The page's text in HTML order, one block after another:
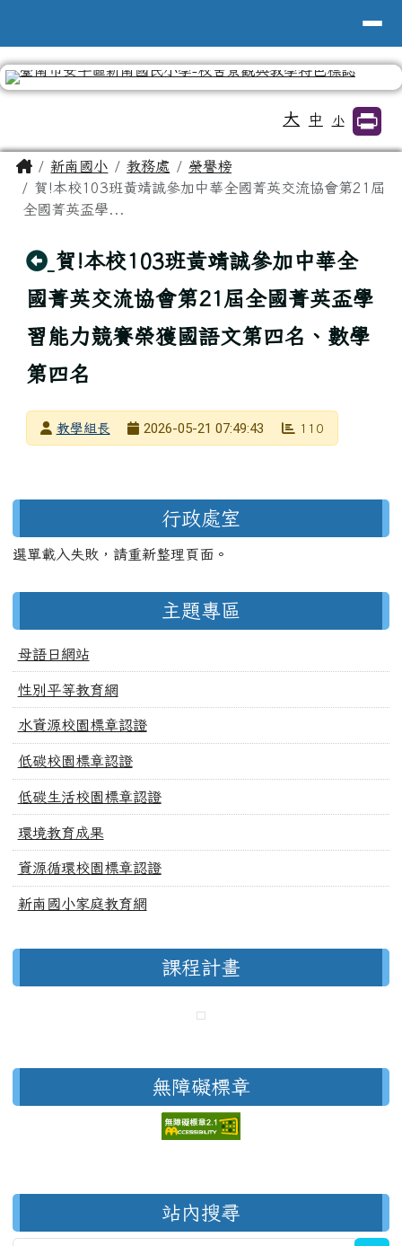
大 中 小
主內容區域
Home新南國小 教務處
榮譽榜
賀!本校103班黃靖誠參加中華全國菁英交流協會第21屆
全國菁英盃學...
回上頁
賀!本校103班黃靖誠參加中華全
國菁英交流協會第21屆全國菁英盃學
習能力競賽榮獲國語文第四名、數學
第四名
發布者教學組長
2026-05-21 07:49:43 110
行政處室
選單載入失敗，請重新整理頁面。
主題專區
母語日網站
性別平等教育網
水資源校園標章認證
低碳校園標章認證
低碳生活校園標章認證
環境教育成果
資源循環校園標章認證
新南國小家庭教育網
課程計畫
無障礙標章
站內搜尋
頁尾區域